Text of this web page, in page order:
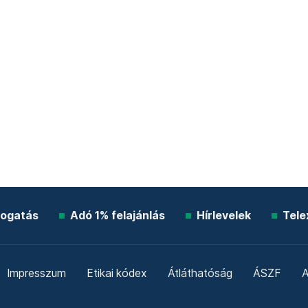
Adó 1% felajánlás Hírlevelek
Impresszum Etikai kódex Átláthatóság ÁSZF